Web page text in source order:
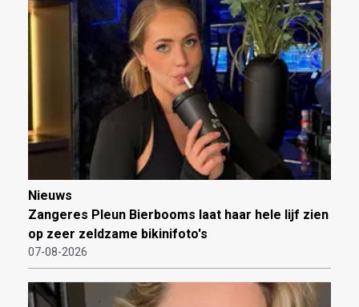
Nieuws
Zangeres Pleun Bierbooms laat haar hele lijf zien
op zeer zeldzame bikinifoto's
07-08-2026